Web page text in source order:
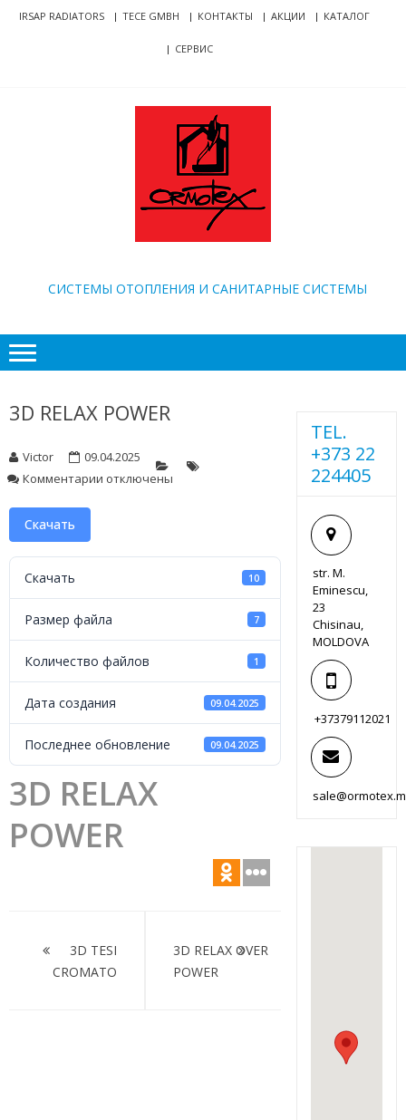
Skip
SkipIRSAP RADIATORS TECE GMBH КОНТАКТЫ АКЦИИ КАТАЛОГ
СЕРВИС
CИСТЕМЫ ОТОПЛЕНИЯ И САНИТАРНЫЕ СИСТЕМЫ
3D RELAX POWER
Victor
09.04.2025
Комментарии котключены
Скачать
Скачать 10
Размер файла 7
Количество файлов 1
Дата создания 09.04.2025
Последнее обновление 09.04.2025
3D RELAX
POWER
3D TESI
CROMATO
3D RELAX OVER
POWER
TEL.
+373 22
224405
str. M.
Eminescu,
23
Chisinau,
MOLDOVA
+37379112021